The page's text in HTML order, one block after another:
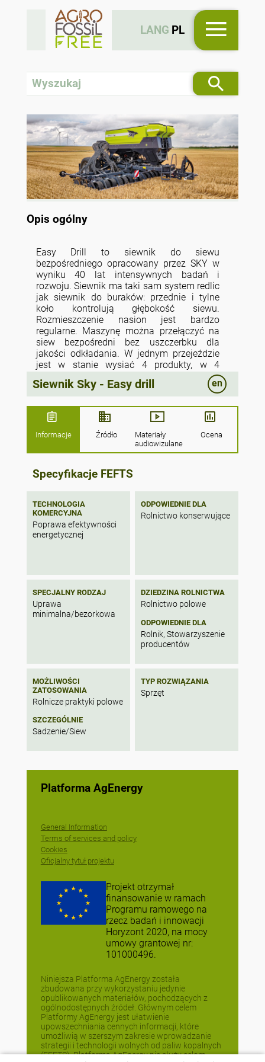
LANG PL
Opis ogólny
Easy Drill to siewnik do siewu
bezpośredniego opracowany przez SKY w
wyniku 40 lat intensywnych badań i
rozwoju. Siewnik ma taki sam system redlic
jak siewnik do buraków: przednie i tylne
koło kontrolują głębokość siewu.
Rozmieszczenie nasion jest bardzo
regularne. Maszynę można przełączyć na
siew bezpośredni bez uszczerbku dla
jakości odkładania. W jednym przejeździe
jest w stanie wysiać 4 produkty, w 4
różnych dawkach i rozdzielając 2 różne
głębokości siewu, we wszystkich rzędach
lub w jednym rzędzie z dwóch/ w dwóch
rzędach z trzech. Ma również możliwość
umieszczania nawozu w bruździe lub
sadzenia dwóch produktów w tej samej linii
wysiewu. Może wysiewać na glebę orną,
uprawę bezorkową, a nawet pomiędzy
Siewnik Sky - Easy drill en
Informacje Źródło
Materiały
audiowizulane
Ocena
Specyfikacje FEFTS
TECHNOLOGIA
KOMERCYJNA
Poprawa efektywności
energetycznej
ODPOWIEDNIE DLA
Rolnictwo konserwujące
SPECJALNY RODZAJ
Uprawa
minimalna/bezorkowa
DZIEDZINA ROLNICTWA
Rolnictwo polowe
ODPOWIEDNIE DLA
Rolnik, Stowarzyszenie
producentów
MOŻLIWOŚCI
ZATOSOWANIA
Rolnicze praktyki polowe
SZCZEGÓLNIE
Sadzenie/Siew
TYP ROZWIĄZANIA
Sprzęt
Platforma AgEnergy
General Information
Terms of services and policy
Cookies
Oficjalny tytuł projektu
Projekt otrzymał
finansowanie w ramach
Programu ramowego na
rzecz badań i innowacji
Horyzont 2020, na mocy
umowy grantowej nr:
101000496.
Niniejsza Platforma AgEnergy została
zbudowana przy wykorzystaniu jedynie
opublikowanych materiałów, pochodzących z
ogólnodostępnych źródeł. Głównym celem
Platformy AgEnergy jest ułatwienie
upowszechniania cennych informacji, które
umożliwią w szerszym zakresie wprowadzanie
strategii i technologii wolnych od paliw kopalnych
(FEFTS). Platforma AgEnergy nie służy celom